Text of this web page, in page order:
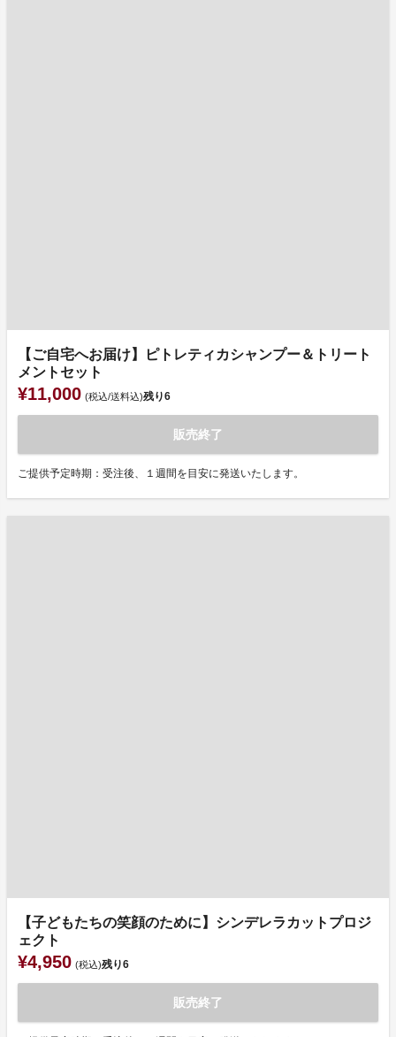
【ご自宅へお届け】ピトレティカシャンプー＆トリート
メントセット
¥11,000 (税込/送料込)残り6
販売終了
ご提供予定時期：受注後、１週間を目安に発送いたします。
【子どもたちの笑顔のために】シンデレラカットプロジ
ェクト
¥4,950 (税込)残り6
販売終了